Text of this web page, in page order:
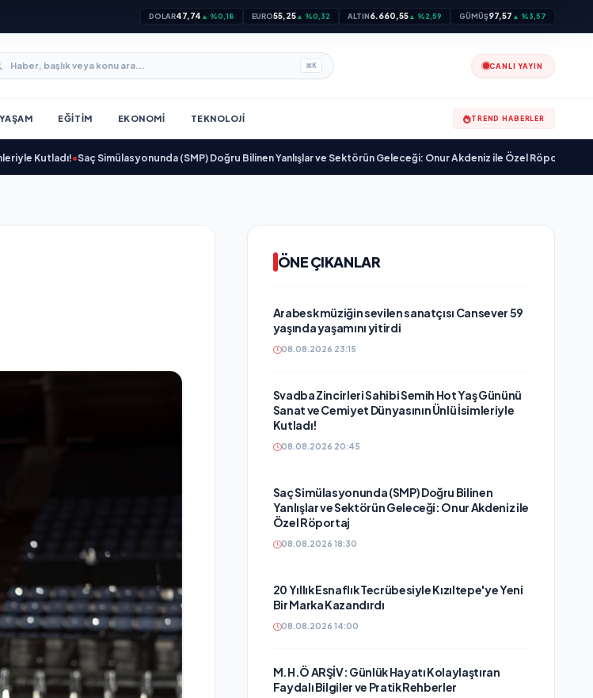
DOLAR47,74 ▲ %0,18 EURO55,25▲ %0,32 ALTIN6.660,55▲ %2,59 GÜMÜŞ97,57 ▲ %3,57
⌘K CANLI YAYIN
YAŞAM EĞITIM EKONOMI TEKNOLOJI TREND HABERLER
• Saç Simülasyonunda (SMP) Doğru Bilinen Yanlışlar ve Sektörün Geleceği: Onur Akdeniz ile Özel Röportaj •20 Yıllık
ÖNE ÇIKANLAR
Arabesk müziğin sevilen sanatçısı Cansever 59
yaşında yaşamını yitirdi
08.08.2026 23:15
Svadba Zincirleri Sahibi Semih Hot Yaş Gününü
Sanat ve Cemiyet Dünyasının Ünlü İsimleriyle
Kutladı!
08.08.2026 20:45
Saç Simülasyonunda (SMP) Doğru Bilinen
Yanlışlar ve Sektörün Geleceği: Onur Akdeniz ile
Özel Röportaj
08.08.2026 18:30
20 Yıllık Esnaflık Tecrübesiyle Kızıltepe'ye Yeni
Bir Marka Kazandırdı
08.08.2026 14:00
M.H.Ö ARŞİV: Günlük Hayatı Kolaylaştıran
Faydalı Bilgiler ve Pratik Rehberler